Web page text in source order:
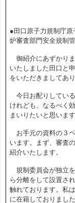
●田口原子力規制庁原
炉審査部門安全規制
御紹介にあずかりま
いたしました田口と
をいただきましてあ
今日お配りしている
けれども、なるべく
まいりたいと思いま
お手元の資料の３ペ
います。まず、審査
紹介いたします。
規制委員会が独立を
ら分離をして設置さ
触れております。私
に在籍しておりまし